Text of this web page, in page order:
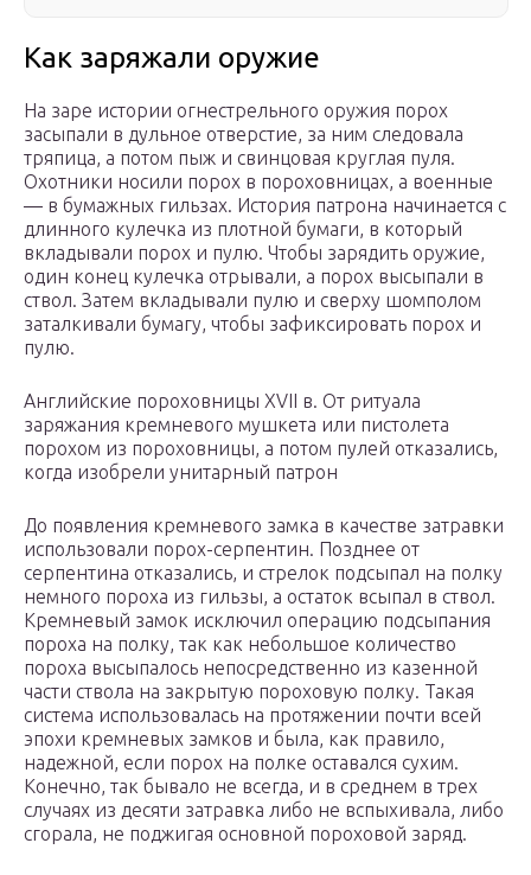
Как заряжали оружие
На заре истории огнестрельного оружия порох
засыпали в дульное отверстие, за ним следовала
тряпица, а потом пыж и свинцовая круглая пуля.
Охотники носили порох в пороховницах, а военные
— в бумажных гильзах. История патрона начинается с
длинного кулечка из плотной бумаги, в который
вкладывали порох и пулю. Чтобы зарядить оружие,
один конец кулечка отрывали, а порох высыпали в
ствол. Затем вкладывали пулю и сверху шомполом
заталкивали бумагу, чтобы зафиксировать порох и
пулю.
Английские пороховницы XVII в. От ритуала
заряжания кремневого мушкета или пистолета
порохом из пороховницы, а потом пулей отказались,
когда изобрели унитарный патрон
До появления кремневого замка в качестве затравки
использовали порох-серпентин. Позднее от
серпентина отказались, и стрелок подсыпал на полку
немного пороха из гильзы, а остаток всыпал в ствол.
Кремневый замок исключил операцию подсыпания
пороха на полку, так как небольшое количество
пороха высыпалось непосредственно из казенной
части ствола на закрытую пороховую полку. Такая
система использовалась на протяжении почти всей
эпохи кремневых замков и была, как правило,
надежной, если порох на полке оставался сухим.
Конечно, так бывало не всегда, и в среднем в трех
случаях из десяти затравка либо не вспыхивала, либо
сгорала, не поджигая основной пороховой заряд.